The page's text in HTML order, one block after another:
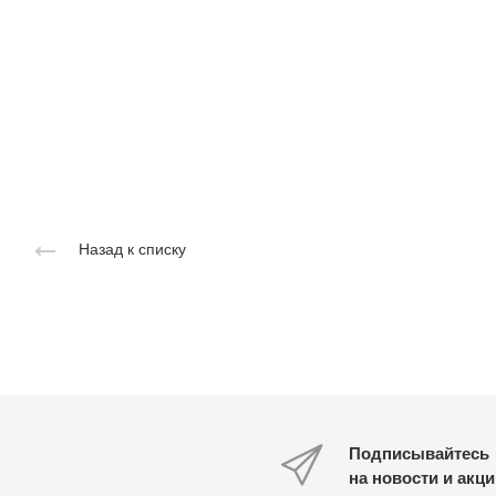
Назад к списку
Подписывайтесь
на новости и